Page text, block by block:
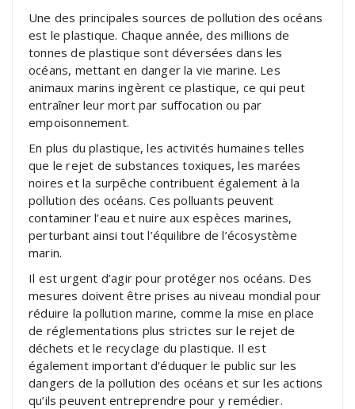
Une des principales sources de pollution des océans
est le plastique. Chaque année, des millions de
tonnes de plastique sont déversées dans les
océans, mettant en danger la vie marine. Les
animaux marins ingèrent ce plastique, ce qui peut
entraîner leur mort par suffocation ou par
empoisonnement.
En plus du plastique, les activités humaines telles
que le rejet de substances toxiques, les marées
noires et la surpêche contribuent également à la
pollution des océans. Ces polluants peuvent
contaminer l’eau et nuire aux espèces marines,
perturbant ainsi tout l’équilibre de l’écosystème
marin.
Il est urgent d’agir pour protéger nos océans. Des
mesures doivent être prises au niveau mondial pour
réduire la pollution marine, comme la mise en place
de réglementations plus strictes sur le rejet de
déchets et le recyclage du plastique. Il est
également important d’éduquer le public sur les
dangers de la pollution des océans et sur les actions
qu’ils peuvent entreprendre pour y remédier.